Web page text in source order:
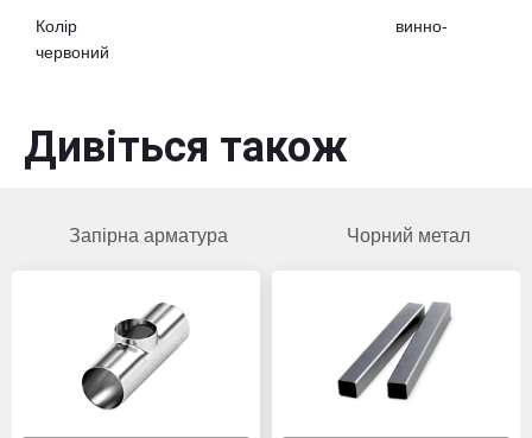
Колір
винно-
червоний
Дивіться також
Запірна арматура Чорний метал